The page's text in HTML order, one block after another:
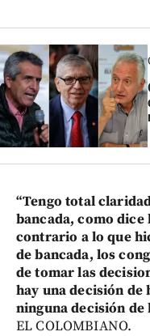
“Tengo total
bancada, como
contrario a lo que
de bancada, los
de tomar las
hay una decisión
ninguna decisión de
EL COLOMBIANO.